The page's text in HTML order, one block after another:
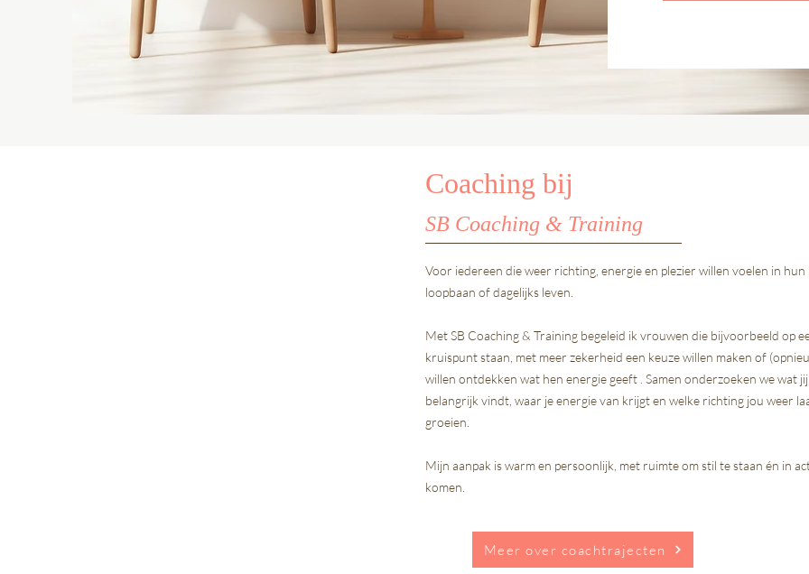
Coaching bij
SB Coaching & Training
​Voor iedereen die weer richting, energie en plezier willen voelen in hun
loopbaan of dagelijks leven.
Met SB Coaching & Training begeleid ik vrouwen die bijvoorbeeld op
kruispunt staan, met meer zekerheid een keuze willen maken of
willen ontdekken wat hen energie geeft . Samen onderzoeken we wat jij
belangrijk vindt, waar je energie van krijgt en welke richting jou weer
groeien.
Mijn aanpak is warm en persoonlijk, met ruimte om stil te staan én in
komen.
Meer over coachtrajecten